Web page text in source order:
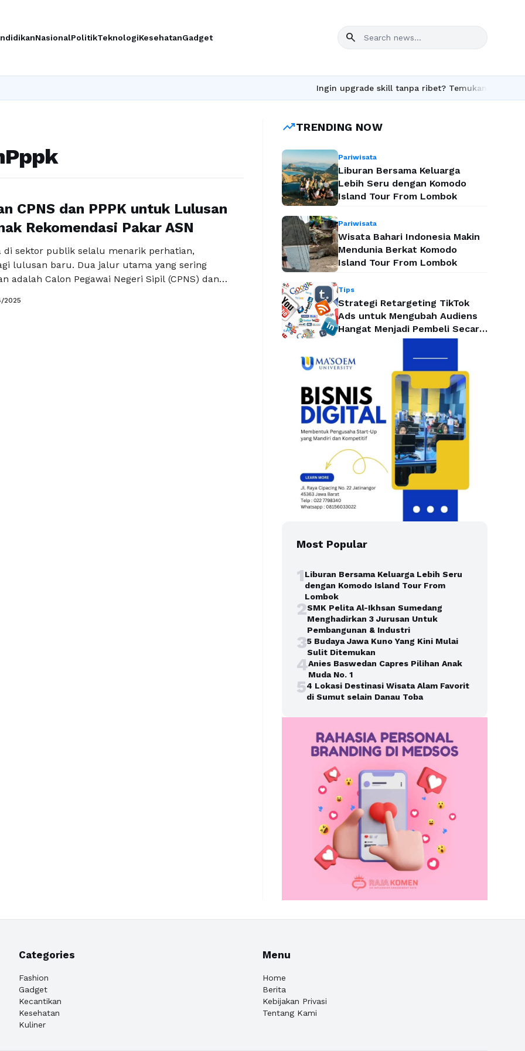
NasionalPolitikTeknologiKesehatanGadget search
Ingin upgrade skill tanpa ribet? Temukan kelas seru
CPNS dan PPPK untuk Lulusan
Rekomendasi Pakar ASN
di sektor publik selalu menarik perhatian,
lulusan baru. Dua jalur utama yang sering
adalah Calon Pegawai Negeri Sipil (CPNS) dan
bingung dengan perbedaan CPNS dan PPPK.
2025
trending_upTRENDING NOW
Pariwisata
Liburan Bersama Keluarga
Lebih Seru dengan Komodo
Island Tour From Lombok
Pariwisata
Wisata Bahari Indonesia Makin
Mendunia Berkat Komodo
Island Tour From Lombok
Tips
Strategi Retargeting TikTok
Ads untuk Mengubah Audiens
Hangat Menjadi Pembeli Secara
Most Popular
1Liburan Bersama Keluarga Lebih Seru
dengan Komodo Island Tour From
Lombok
2SMK Pelita Al-Ikhsan Sumedang
Menghadirkan 3 Jurusan Untuk
Pembangunan & Industri
35 Budaya Jawa Kuno Yang Kini Mulai
Sulit Ditemukan
4Anies Baswedan Capres Pilihan Anak
Muda No. 1
54 Lokasi Destinasi Wisata Alam Favorit
di Sumut selain Danau Toba
Categories
Fashion
Gadget
Kecantikan
Kesehatan
Kuliner
Menu
Home
Berita
Kebijakan Privasi
Tentang Kami